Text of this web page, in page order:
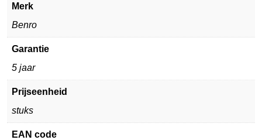
Merk
Benro
Garantie
5 jaar
Prijseenheid
stuks
EAN code